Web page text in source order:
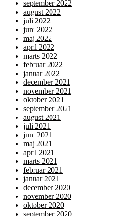
september 2022
august 2022
juli 2022
juni 2022
maj 2022
april 2022
marts 2022
februar 2022
januar 2022
december 2021
november 2021
oktober 2021
september 2021
august 2021
juli 2021
juni 2021
maj 2021
april 2021
marts 2021
februar 2021
januar 2021
december 2020
november 2020
oktober 2020
september 2020